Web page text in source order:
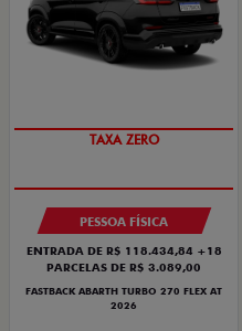
TAXA ZERO
PESSOA FÍSICA
ENTRADA DE R$ 118.434,84 +18
PARCELAS DE R$ 3.089,00
FASTBACK ABARTH TURBO 270 FLEX AT
2026